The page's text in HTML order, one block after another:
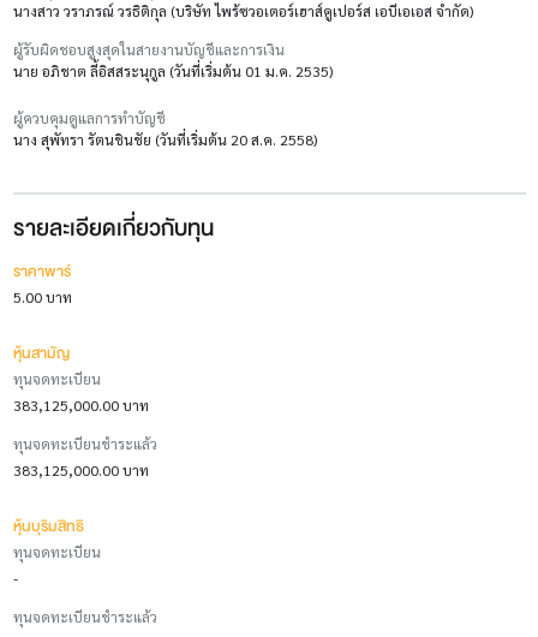
นางสาว วราภรณ์ วรธิติกุล (บริษัท ไพร้ซวอเตอร์เฮาส์คูเปอร์ส เอบีเอเอส จำกัด)
ผู้รับผิดชอบสูงสุดในสายงานบัญชีและการเงิน
นาย อภิชาต ลี้อิสสระนุกูล (วันที่เริ่มต้น 01 ม.ค. 2535)
ผู้ควบคุมดูแลการทำบัญชี
นาง สุพัทรา รัตนชินชัย (วันที่เริ่มต้น 20 ส.ค. 2558)
รายละเอียดเกี่ยวกับทุน
ราคาพาร์
5.00 บาท
หุ้นสามัญ
ทุนจดทะเบียน
383,125,000.00 บาท
ทุนจดทะเบียนชำระแล้ว
383,125,000.00 บาท
หุ้นบุริมสิทธิ
ทุนจดทะเบียน
-
ทุนจดทะเบียนชำระแล้ว